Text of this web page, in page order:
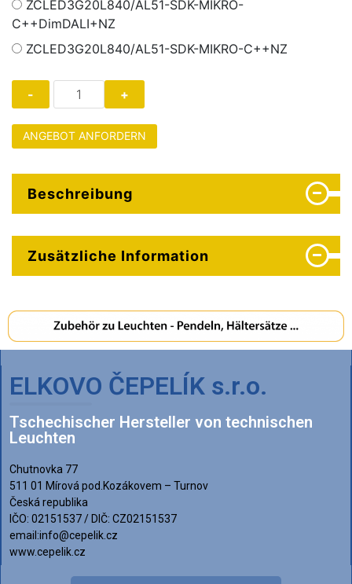
ZCLED3G20L840/AL51-SDK-MIKRO-
C++DimDALI+NZ
ZCLED3G20L840/AL51-SDK-MIKRO-C++NZ
ANGEBOT ANFORDERN
Beschreibung
Zusätzliche Information
ELKOVO ČEPELÍK s.r.o.
Tschechischer Hersteller von technischen
Leuchten
Chutnovka 77
511 01 Mírová pod.Kozákovem – Turnov
Česká republika
IČO: 02151537 / DIČ: CZ02151537
email:info@cepelik.cz
www.cepelik.cz